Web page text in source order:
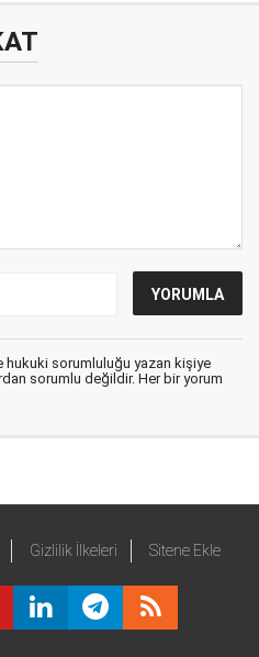
hukuki sorumluluğu yazan kişiye
sorumlu değildir. Her bir yorum
Gizlilik İlkeleri Sitene Ekle